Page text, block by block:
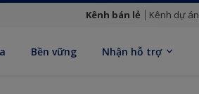
Kênh bán lẻ Kênh dự án
Bền vững Nhận hỗ trợ